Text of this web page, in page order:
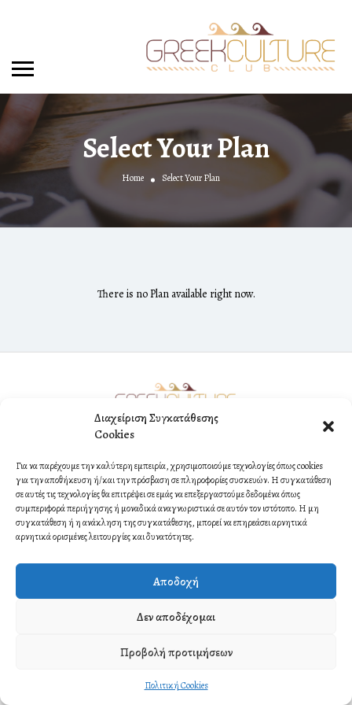
Διαχείριση Συγκατάθεσης
Cookies
Για να παρέχουμε την καλύτερη εμπειρία, χρησιμοποιούμε τεχνολογίες όπως cookies
για την αποθήκευση ή/και την πρόσβαση σε πληροφορίες συσκευών. Η συγκατάθεση
σε αυτές τις τεχνολογίες θα επιτρέψει σε εμάς να επεξεργαστούμε δεδομένα όπως
συμπεριφορά περιήγησης ή μοναδικά αναγνωριστικά σε αυτόν τον ιστότοπο. Η μη
συγκατάθεση ή η ανάκληση της συγκατάθεσης, μπορεί να επηρεάσει αρνητικά
αρνητικά ορισμένες λειτουργίες και δυνατότητες.
Αποδοχή
Δεν αποδέχομαι
Προβολή προτιμήσεων
Πολιτική Cookies
Select Your Plan
Home Select Your Plan
There is no Plan available right now.
Contact